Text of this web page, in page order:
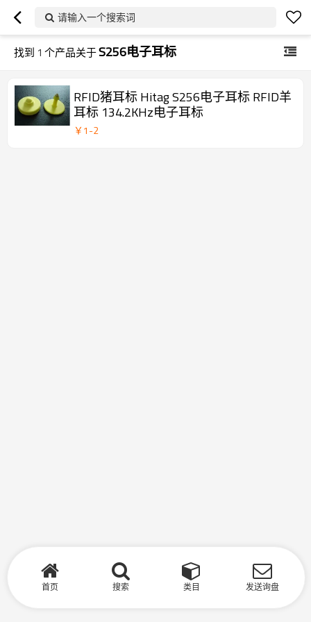
请输入一个搜索词
找到 1 个产品关于S256电子耳标
RFID猪耳标 Hitag S256电子耳标 RFID羊
耳标 134.2KHz电子耳标
￥1-2
首页 搜索 类目 发送询盘